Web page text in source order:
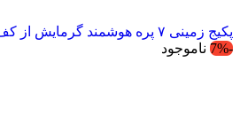
پکیج زمینی ۷ پره هوشمند گرمایش از کف فن دار شوفاژکار
-7%
ناموجود